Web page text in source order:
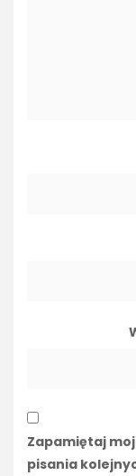
Zapamiętaj
pisania